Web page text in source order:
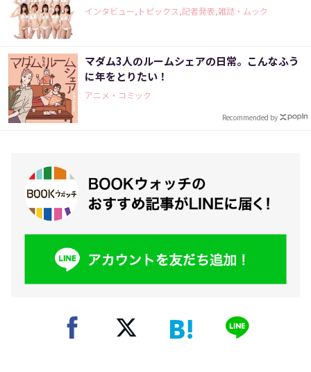
インタビュー,トピックス,記者発表,雑誌・ムック
マダム3人のルームシェアの日常。こんなふう
に年をとりたい！
アニメ・コミック
Recommended by